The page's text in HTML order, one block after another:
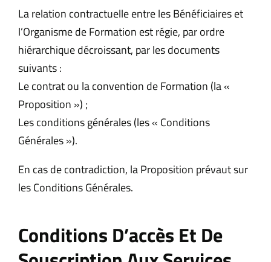
La relation contractuelle entre les Bénéficiaires et
l’Organisme de Formation est régie, par ordre
hiérarchique décroissant, par les documents
suivants :
Le contrat ou la convention de Formation (la «
Proposition ») ;
Les conditions générales (les « Conditions
Générales »).
En cas de contradiction, la Proposition prévaut sur
les Conditions Générales.
Conditions D’accès Et De